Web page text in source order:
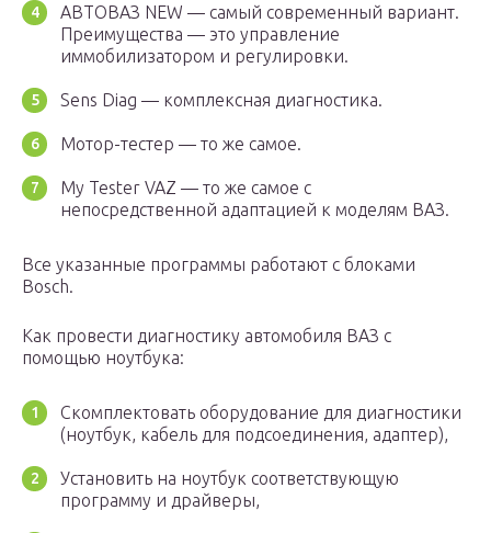
АВТОВАЗ NEW — самый современный вариант.
Преимущества — это управление
иммобилизатором и регулировки.
Sens Diag — комплексная диагностика.
Мотор-тестер — то же самое.
My Tester VAZ — то же самое с
непосредственной адаптацией к моделям ВАЗ.
Все указанные программы работают с блоками
Bosch.
Как провести диагностику автомобиля ВАЗ с
помощью ноутбука:
Скомплектовать оборудование для диагностики
(ноутбук, кабель для подсоединения, адаптер),
Установить на ноутбук соответствующую
программу и драйверы,